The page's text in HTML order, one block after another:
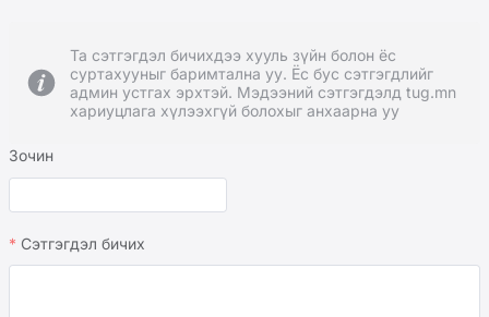
Та сэтгэгдэл бичихдээ хууль зүйн болон ёс
суртахууныг баримтална уу. Ёс бус сэтгэгдлийг
админ устгах эрхтэй. Мэдээний сэтгэгдэлд tug.mn
хариуцлага хүлээхгүй болохыг анхаарна уу
Зочин
Сэтгэгдэл бичих